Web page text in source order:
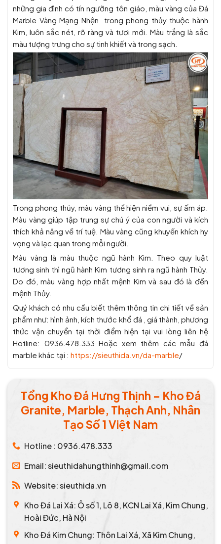
những gia đình có tín ngưỡng tôn giáo, màu vàng của Đá
Marble Vàng Mạng Nhện trong phong thủy thuộc hành
Kim, luôn sắc nét, rõ ràng và tươi mới. Màu trắng là sắc
màu tượng trưng cho sự tinh khiết và trong sạch.
Trong phong thủy, màu vàng thể hiện niềm vui, sự ấm áp.
Màu vàng giúp tập trung sự chú ý của con người và kích
thích khả năng về trí tuệ. Màu vàng cũng khuyến khích hy
vọng và lạc quan trong mỗi người.
Màu vàng là màu thuộc ngũ hành Kim. Theo quy luật
tương sinh thì ngũ hành Kim tương sinh ra ngũ hành Thủy.
Do đó, màu vàng hợp nhất mệnh Kim và sau đó là đến
mệnh Thủy.
Quý khách có nhu cầu biết thêm thông tin chi tiết về sản
phẩm như: hình ảnh, kích thước khổ đá , giá thành, phương
thức vận chuyển tại thời điểm hiện tại vui lòng liên hệ
Hotline: 0936.478.333 Hoặc xem thêm các mẫu đá
marble khác tại : https://sieuthida.vn/da-marble/
Tổng Kho Đá Hưng Thịnh – Kho Đá
Granite, Marble, Thạch Anh, Nhân
Tạo Số 1 Việt Nam
Hotline : 0936.478.333
Email: sieuthidahungthinh@gmail.com
Website: sieuthida.vn
Kho Đá Lai Xá: Ô số 1, Lô 8, KCN Lai Xá, Kim Chung,
Hoài Đức, Hà Nội
Kho Đá Kim Chung: Thôn Lai Xá, Xã Kim Chung,